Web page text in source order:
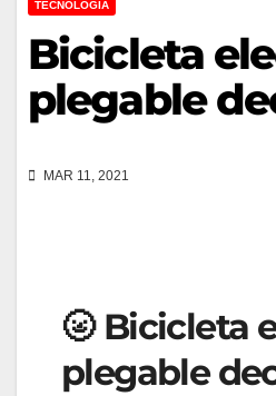
TECNOLOGIA
Bicicleta
plegable
MAR 11, 2021
🌝 Bicicleta
plegable